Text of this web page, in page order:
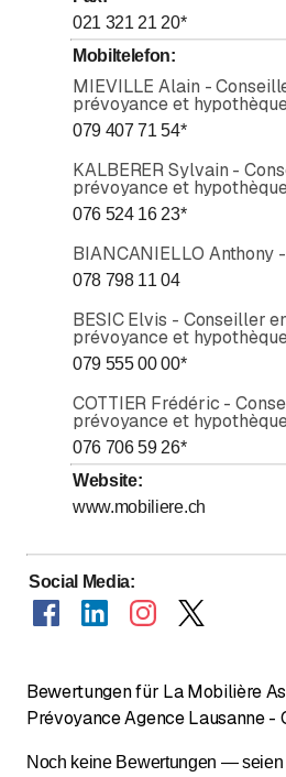
021 321 21 20*
Mobiltelefon:
MIEVILLE Alain -
prévoyance et
079 407 71 54*
KALBERER Sylvain -
prévoyance et
076 524 16 23*
BIANCANIELLO Anthony
078 798 11 04
BESIC Elvis - Conseiller
prévoyance et
079 555 00 00*
COTTIER Frédéric -
prévoyance et
076 706 59 26*
Website:
www.mobiliere.ch
Social Media:
Bewertungen für La Mobilière
Prévoyance Agence Lausanne -
Noch keine Bewertungen — seien